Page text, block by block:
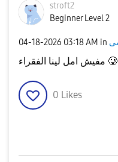
stroft2
Beginner Level 2
‎04-18-2026 03:18 AM in
مفيش امل لينا الفقراء 🥲
0 Likes